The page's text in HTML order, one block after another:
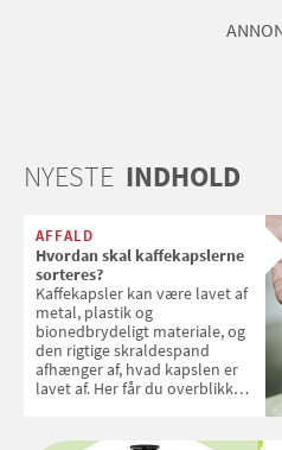
NYESTE INDHOLD
AFFALD
Hvordan skal kaffekapslerne
sorteres?
Kaffekapsler kan være lavet af
metal, plastik og
bionedbrydeligt materiale, og
den rigtige skraldespand
afhænger af, hvad kapslen er
lavet af. Her får du overblikket